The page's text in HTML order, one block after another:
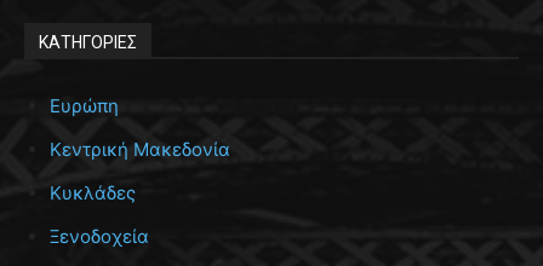
ΚΑΤΗΓΟΡΙΕΣ
Ευρώπη
Κεντρική Μακεδονία
Κυκλάδες
Ξενοδοχεία